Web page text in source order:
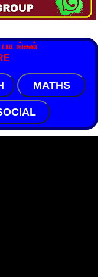
பாடங்கள்
MATHS